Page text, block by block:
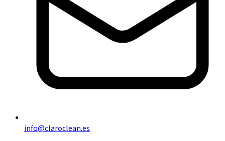
info@claroclean.es